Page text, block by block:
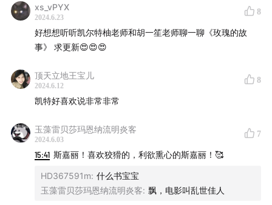
xs_vPYX
2024.6.23
8
好想想听听凯尔特柚老师和胡一笙老师聊一聊《玫瑰的故
事》 求更新😍😍😍
顶天立地王宝儿
2024.6.12
8
凯特好喜欢说非常非常
玉藻雷贝莎玛恩纳流明炎客
2024.6.03
7
15:41 斯嘉丽！喜欢狡猾的，利欲熏心的斯嘉丽！🥰
HD367591m: 什么书宝宝
玉藻雷贝莎玛恩纳流明炎客: 飘，电影叫乱世佳人